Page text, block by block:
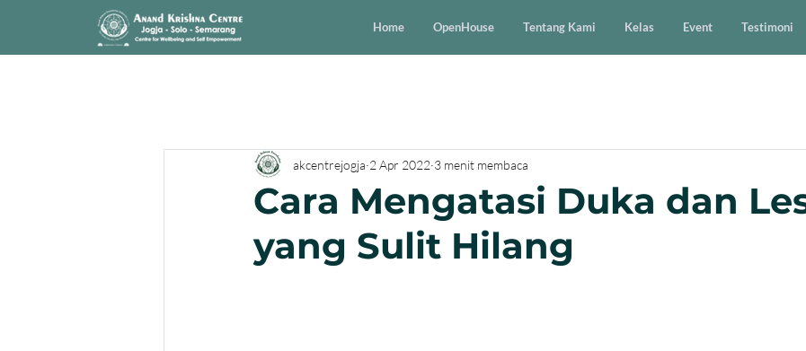
Home OpenHouse Tentang Kami Kelas Event Testimoni
Cara Mengatasi Duka dan
yang Sulit Hilang
akcentrejogja 2 Apr 2022 3 menit membaca